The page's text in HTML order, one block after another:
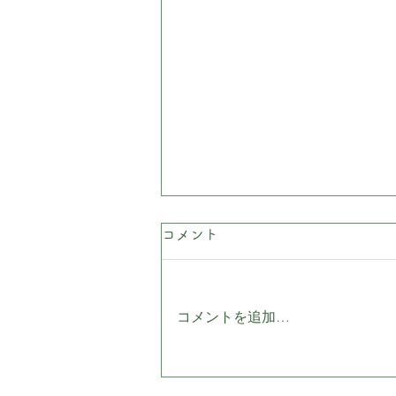
時短営業のお知らせ
きます。 よろしくお願いいたし
コメント
コメントを追加…